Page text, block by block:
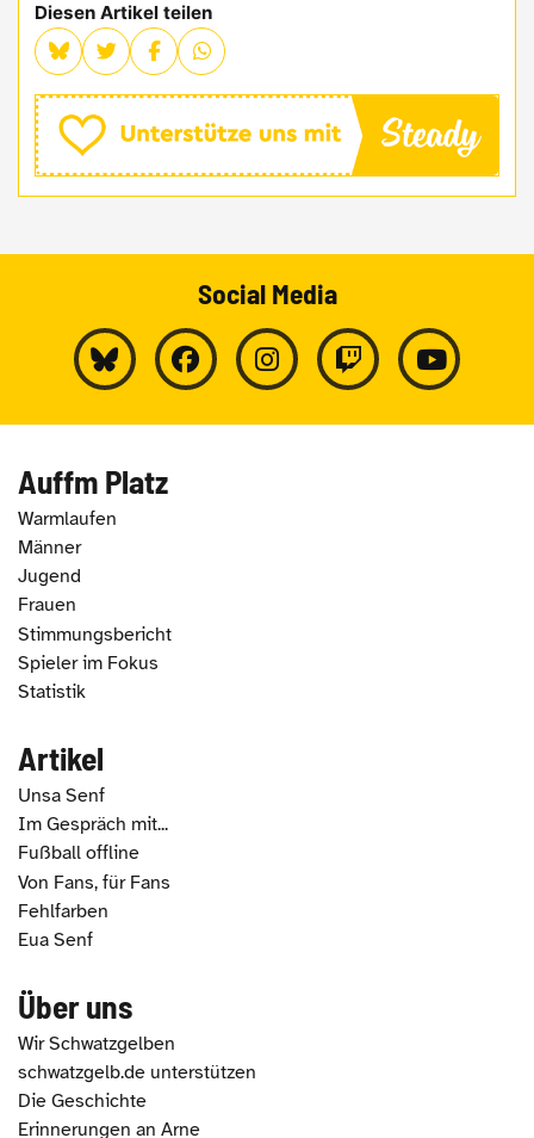
Diesen Artikel teilen
Social Media
Auffm Platz
Warmlaufen
Männer
Jugend
Frauen
Stimmungsbericht
Spieler im Fokus
Statistik
Artikel
Unsa Senf
Im Gespräch mit...
Fußball offline
Von Fans, für Fans
Fehlfarben
Eua Senf
Über uns
Wir Schwatzgelben
schwatzgelb.de unterstützen
Die Geschichte
Erinnerungen an Arne